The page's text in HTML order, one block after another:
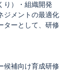
り）・組織開発
ジメントの最適化
ターとして、研修
候補向け育成研修